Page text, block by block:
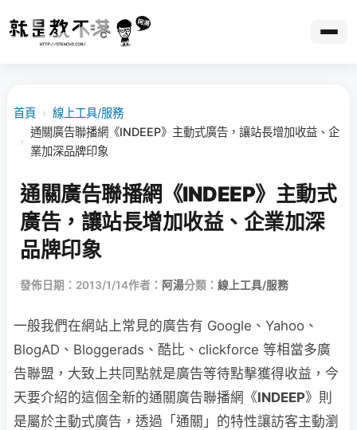
首頁 › 線上工具/服務
›
通關廣告聯播網《INDEEP》主動式廣告，讓站長增加收益、企
業加深品牌印象
通關廣告聯播網《INDEEP》主動式
廣告，讓站長增加收益、企業加深
品牌印象
發佈日期：2013/1/14作者： 阿湯分類： 線上工具/服務
一般我們在網站上常見的廣告有 Google、Yahoo、
BlogAD、Bloggerads、酷比、clickforce 等相當多廣
告聯盟，大致上共同點就是廣告等待點擊獲得收益，今
天要介紹的這個全新的通關廣告聯播網《INDEEP》則
是屬於主動式廣告，透過「通關」的特性讓訪客主動瀏